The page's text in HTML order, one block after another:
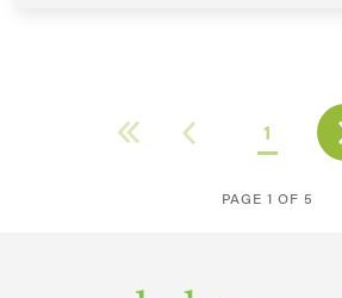
1
PAGE 1 OF 5